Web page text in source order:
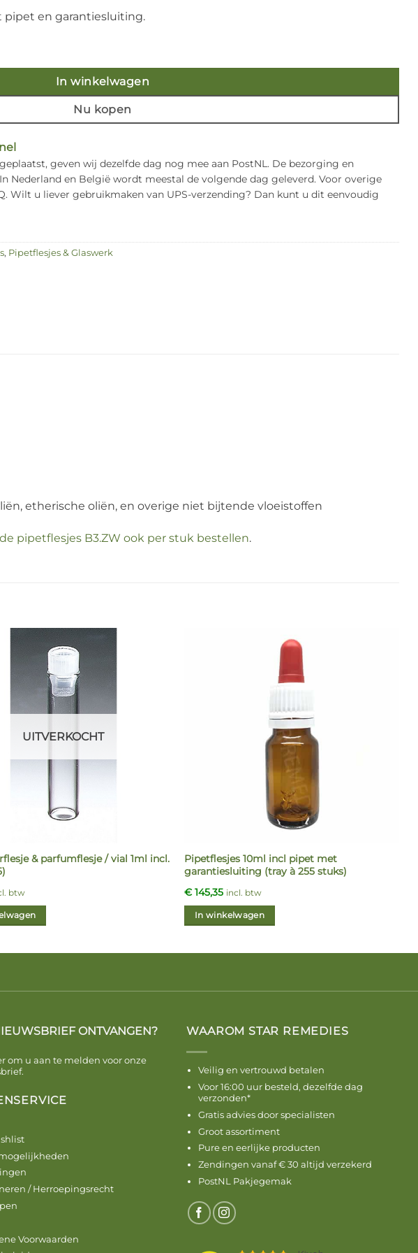
pipet en garantiesluiting.
(tray à 180 stuks) (B3.ZW) aantal
In winkelwagen
Nu kopen
geven wij dezelfde dag nog mee aan PostNL. De bezorging en
Nederland en België wordt meestal de volgende dag geleverd. Voor overige
Wilt u liever gebruikmaken van UPS-verzending? Dan kunt u dit eenvoudig
, Pipetflesjes & Glaswerk
etherische oliën, en overige niet bijtende vloeistoffen
pipetflesjes B3.ZW ook per stuk bestellen.
UITVERKOCHT
& parfumflesje / vial 1ml incl.
btw
Pipetflesjes 10ml incl pipet met
garantiesluiting (tray à 255 stuks)
€145,35 incl. btw
In winkelwagen
ONTVANGEN?
om u aan te melden voor onze
/ Herroepingsrecht
Voorwaarden
WAAROM STAR REMEDIES
Veilig en vertrouwd betalen
Voor 16:00 uur besteld, dezelfde dag
verzonden*
Gratis advies door specialisten
Groot assortiment
Pure en eerlijke producten
Zendingen vanaf € 30 altijd verzekerd
PostNL Pakjegemak